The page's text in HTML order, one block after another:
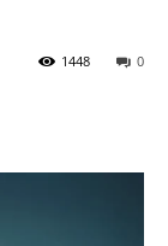
0
1448